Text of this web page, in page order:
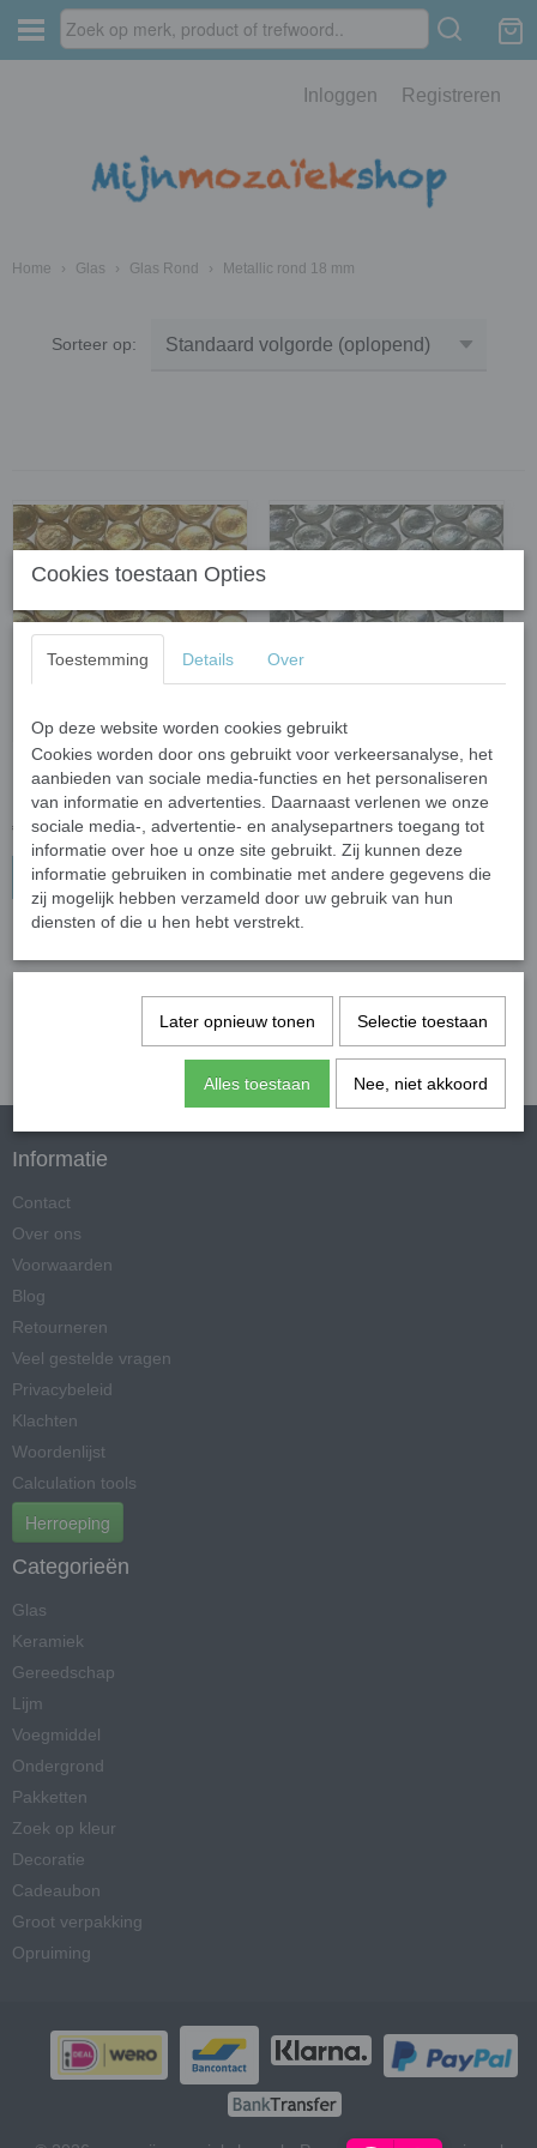
Inloggen Registreren
Home › Glas › Glas Rond › Metallic rond 18 mm
Sorteer op:
Parelmoer rond metallic 18
mm - goud; 14 stuks
€ 2,70
In winkelwagen
Parelmoer rond metallic 18
mm - zilver; 14 stuks
€ 2,70
In winkelwagen
Informatie
Contact
Over ons
Voorwaarden
Blog
Retourneren
Veel gestelde vragen
Privacybeleid
Klachten
Woordenlijst
Calculation tools
Herroeping
Categorieën
Glas
Keramiek
Gereedschap
Lijm
Voegmiddel
Ondergrond
Pakketten
Zoek op kleur
Decoratie
Cadeaubon
Groot verpakking
Opruiming
Cookies toestaan Opties
Toestemming Details Over
Op deze website worden cookies gebruikt
Cookies worden door ons gebruikt voor verkeersanalyse, het
aanbieden van sociale media-functies en het personaliseren
van informatie en advertenties. Daarnaast verlenen we onze
sociale media-, advertentie- en analysepartners toegang tot
informatie over hoe u onze site gebruikt. Zij kunnen deze
informatie gebruiken in combinatie met andere gegevens die
zij mogelijk hebben verzameld door uw gebruik van hun
diensten of die u hen hebt verstrekt.
Later opnieuw tonen Selectie toestaan
Alles toestaan Nee, niet akkoord